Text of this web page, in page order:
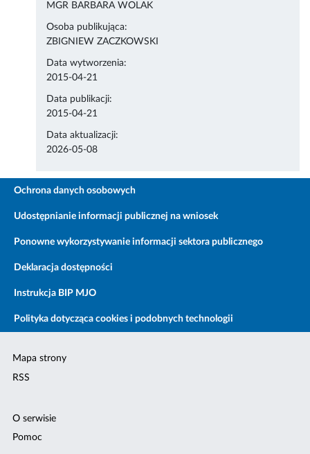
MGR BARBARA WOLAK
Osoba publikująca:
ZBIGNIEW ZACZKOWSKI
Data wytworzenia:
2015-04-21
Data publikacji:
2015-04-21
Data aktualizacji:
2026-05-08
Ochrona danych osobowych
Udostępnianie informacji publicznej na wniosek
Ponowne wykorzystywanie informacji sektora publicznego
Deklaracja dostępności
Instrukcja BIP MJO
Polityka dotycząca cookies i podobnych technologii
Mapa strony
RSS
O serwisie
Pomoc